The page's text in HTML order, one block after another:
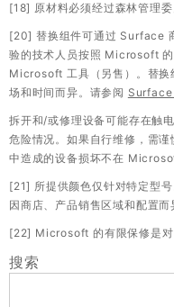
[18] 原材料必须经过森林管理委
[20] 替换组件可通过 Surface
验的技术人员按照 Microsoft
Microsoft 工具（另售）。替换
场和时间而异。请参阅
拆开和/或修理设备可能存在触
危险情况。如果自行维修，需
中造成的设备损坏不在
[21] 所提供颜色仅针对特定型
因商店、产品销售区域和配置而
[22] Microsoft 的有限保修是对
搜索